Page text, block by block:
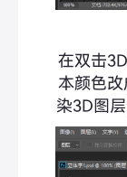
在双击
本颜色
染3D图